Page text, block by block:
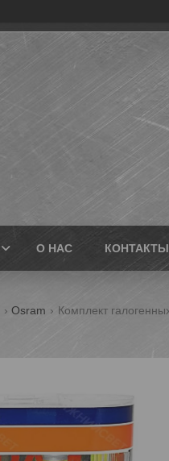
О НАС КОНТАКТЫ
Osram Комплект